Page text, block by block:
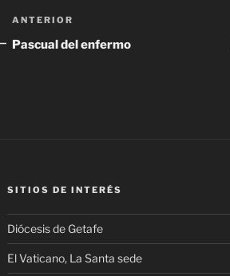
Navegación
de
Entrada
anterior:
ANTERIOR
Pascual del enfermo
SITIOS DE INTERÉS
Diócesis de Getafe
El Vaticano, La Santa sede